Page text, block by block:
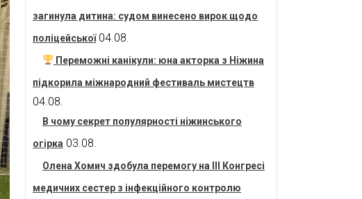
загинула дитина: судом винесено вирок щодо
поліцейської 04.08.
Переможні канікули: юна акторка з Ніжина
підкорила міжнародний фестиваль мистецтв
04.08.
В чому секрет популярності ніжинського
огірка 03.08.
Олена Хомич здобула перемогу на ІІІ Конгресі
медичних сестер з інфекційного контролю